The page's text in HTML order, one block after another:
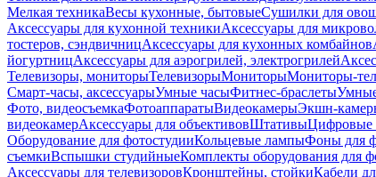
Мелкая техникаВесы кухонные, бытовыеСушилки для
Аксессуары для кухонной техникиАксессуары для
тостеров, сэндвичницАксессуары для кухонных комбайнов
йогуртницАксессуары для аэрогрилей, электрогрилей
Телевизоры, мониторыТелевизорыМониторыМониторы-
Смарт-часы, аксессуарыУмные часыФитнес-браслеты
Фото, видеосъемкаФотоаппаратыВидеокамерыЭкшн-
видеокамерАксессуары для объективовШтативыЦифровые
Оборудование для фотостудииКольцевые лампыФоны для
съемкиВспышки студийныеКомплекты оборудования для
Аксессуары для телевизоровКронштейны, стойкиКабели